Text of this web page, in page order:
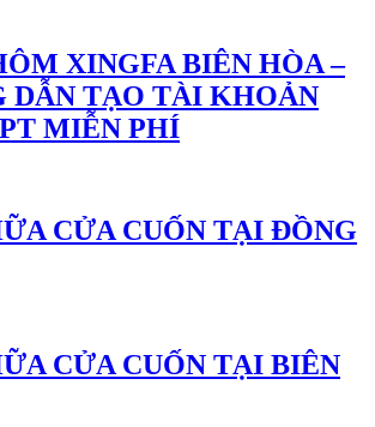
XINGFA BIÊN HÒA –
DẪN TẠO TÀI KHOẢN
MIỄN PHÍ
CỬA CUỐN TẠI ĐỒNG
CỬA CUỐN TẠI BIÊN